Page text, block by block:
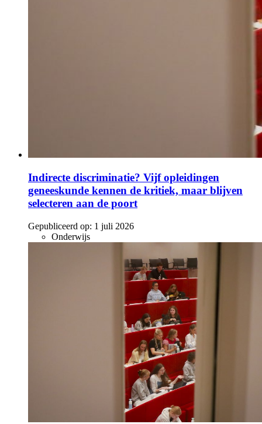
Indirecte discriminatie? Vijf opleidingen
geneeskunde kennen de kritiek, maar blijven
selecteren aan de poort
Gepubliceerd op: 1 juli 2026
Onderwijs